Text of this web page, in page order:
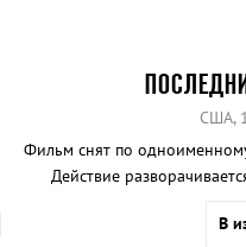
США,
Фильм снят по
Действие
В